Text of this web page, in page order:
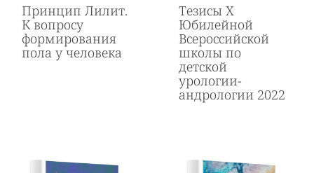
Принцип Лилит.
К вопросу
формирования
пола у человека
Тезисы Х
Юбилейной
Всероссийской
школы по
детской
урологии-
андрологии 2022